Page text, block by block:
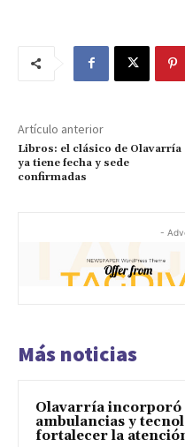
Artículo anterior
Libros: el clásico de Olavarría
ya tiene fecha y sede
confirmadas
-
Más noticias
Olavarría incorporó
ambulancias y
fortalecer la